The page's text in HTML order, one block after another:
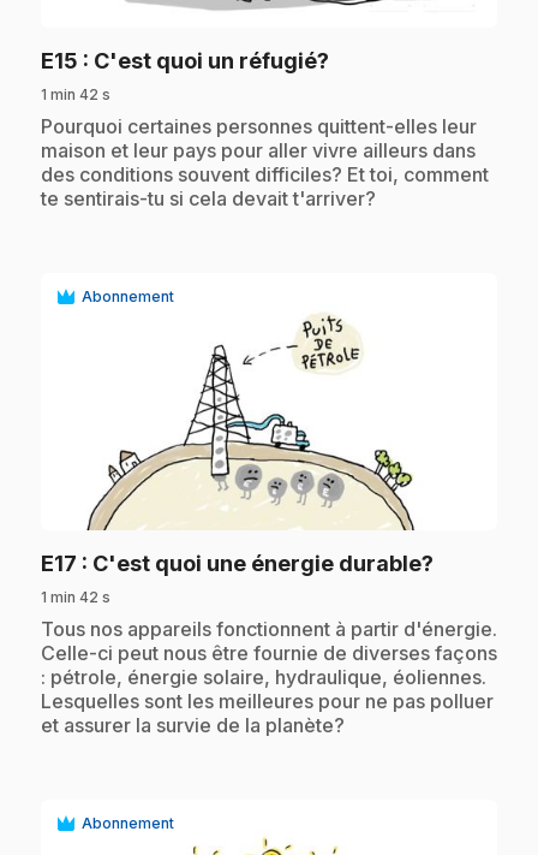
E15 : C'est quoi un réfugié?
1 min 42 s
.Pourquoi certaines personnes quittent-elles leur
maison et leur pays pour aller vivre ailleurs dans
des conditions souvent difficiles? Et toi, comment
te sentirais-tu si cela devait t'arriver?
Abonnement
play_circle
E17 : C'est quoi une énergie durable?
1 min 42 s
.Tous nos appareils fonctionnent à partir d'énergie.
Celle-ci peut nous être fournie de diverses façons
: pétrole, énergie solaire, hydraulique, éoliennes.
Lesquelles sont les meilleures pour ne pas polluer
et assurer la survie de la planète?
Abonnement